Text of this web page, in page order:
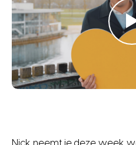
Nick neemt je deze week